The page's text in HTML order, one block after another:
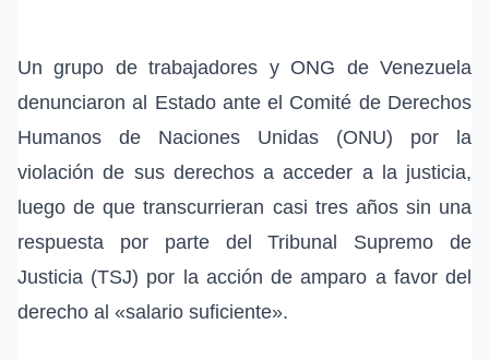
Un grupo de trabajadores y ONG de Venezuela
denunciaron al Estado ante el Comité de Derechos
Humanos de Naciones Unidas (ONU) por la
violación de sus derechos a acceder a la justicia,
luego de que transcurrieran casi tres años sin una
respuesta por parte del Tribunal Supremo de
Justicia (TSJ) por la acción de amparo a favor del
derecho al «salario suficiente».